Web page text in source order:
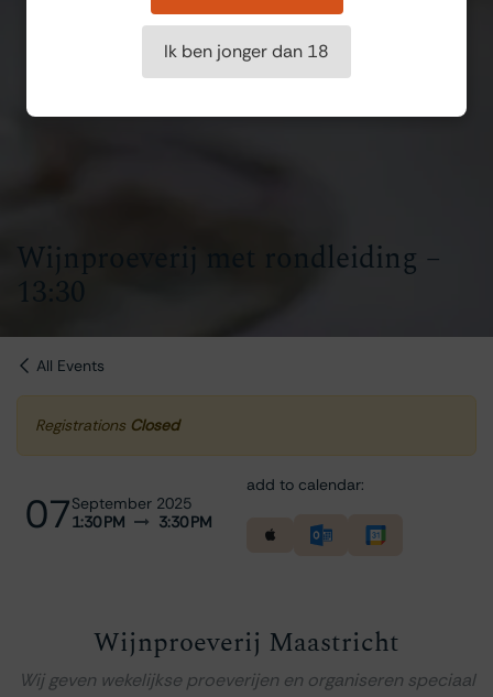
Wijnproeverij met rondleiding –
13:30
All Events
Registrations Closed
07September 2025
1:30 PM
3:30 PM
add to calendar:
Wijnproeverij Maastricht
Wij geven wekelijkse proeverijen en organiseren speciaal
Ik ben jonger dan 18